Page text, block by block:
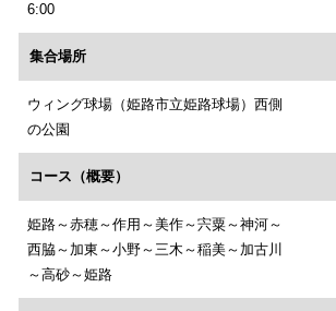
6:00
集合場所
ウィング球場（姫路市立姫路球場）西側
の公園
コース（概要）
姫路～赤穂～作用～美作～宍粟～神河～
西脇～加東～小野～三木～稲美～加古川
～高砂～姫路